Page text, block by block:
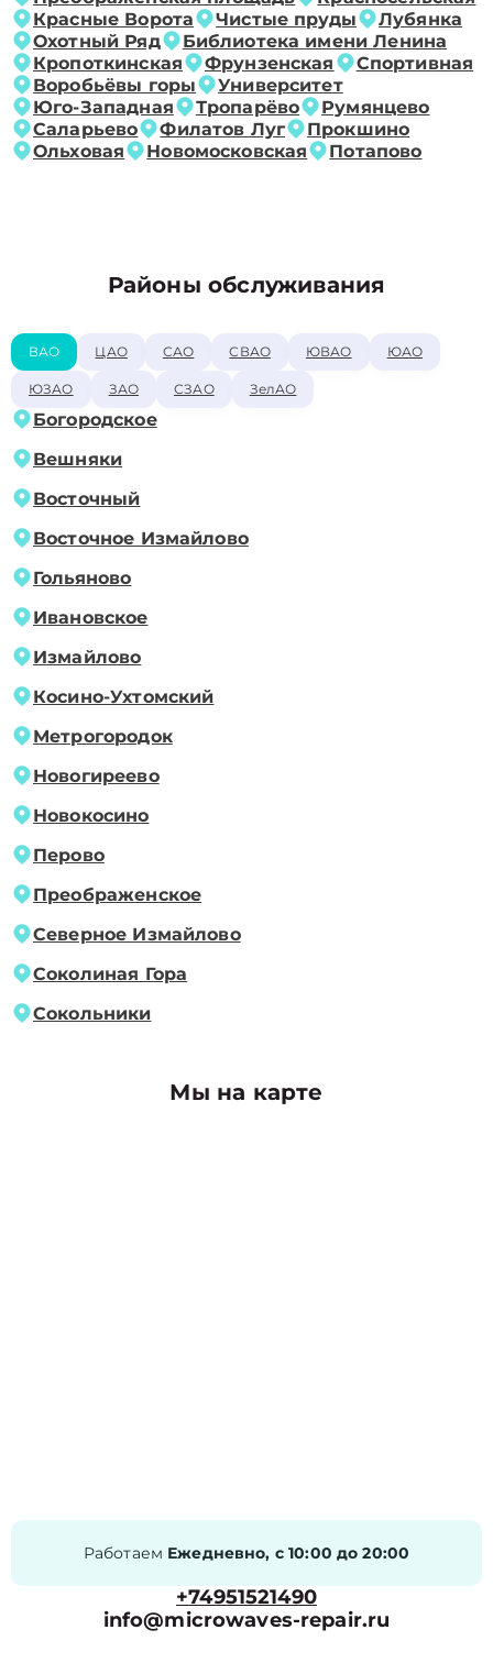
Красные Ворота
Чистые пруды
Лубянка
Охотный Ряд
Библиотека имени Ленина
Кропоткинская
Фрунзенская
Спортивная
Воробьёвы горы
Университет
Юго-Западная
Тропарёво
Румянцево
Саларьево
Филатов Луг
Прокшино
Ольховая
Новомосковская Потапово
Районы обслуживания
ВАО ЦАО САО СВАО ЮВАО ЮАО
ЮЗАО ЗАО СЗАО ЗелАО
Богородское
Вешняки
Восточный
Восточное Измайлово
Гольяново
Ивановское
Измайлово
Косино-Ухтомский
Метрогородок
Новогиреево
Новокосино
Перово
Преображенское
Северное Измайлово
Соколиная Гора
Сокольники
Мы на карте
Работаем Ежедневно, с 10:00 до 20:00
+74951521490
info@microwaves-repair.ru